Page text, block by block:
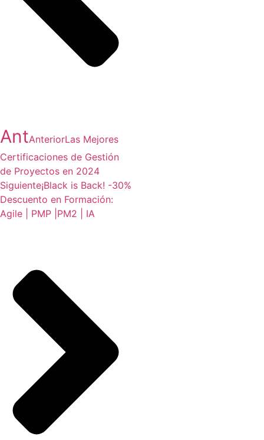
AntAnteriorLas Mejores
Certificaciones de Gestión
de Proyectos en 2024
Siguiente¡Black is Back! -30%
Descuento en Formación:
Agile | PMP |PM2 | IA